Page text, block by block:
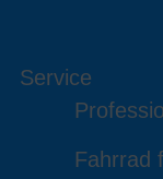
Service
Fahrrad